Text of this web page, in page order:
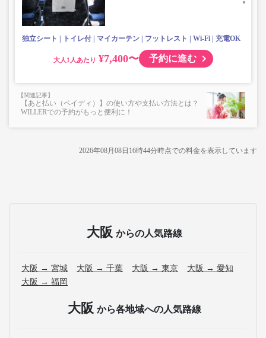
独立シート トイレ付 マイカーテン フットレスト Wi-Fi 充電OK
大人 ¥7,400〜 予約に進む
【あと払い（ペイディ）】の使い方や支払い方法とは？
WILLERでの予約がもっと便利に！
2026年08月08日16時44分時点での料金を表示しています
大阪 からの人気路線
大阪 → 宮城 大阪 → 千葉 大阪 → 東京
大阪 → 愛知
大阪 → 福岡
大阪 から各地域への人気路線